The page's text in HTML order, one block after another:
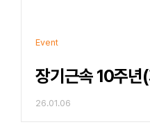
Event
장기근속 10주
26.01.06